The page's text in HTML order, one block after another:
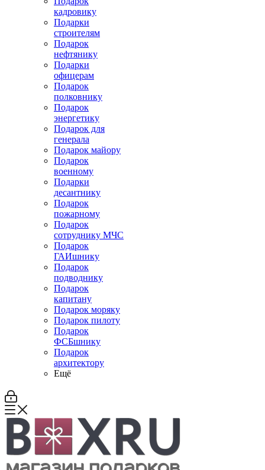
кадровику
Подарки
строителям
Подарок
нефтянику
Подарки
офицерам
Подарок
полковнику
Подарок
энергетику
Подарок для
генерала
Подарок майору
Подарок
военному
Подарки
десантнику
Подарок
пожарному
Подарок
сотруднику МЧС
Подарок
ГАИшнику
Подарок
подводнику
Подарок
капитану
Подарок моряку
Подарок пилоту
Подарок
ФСБшнику
Подарок
архитектору
Ещё